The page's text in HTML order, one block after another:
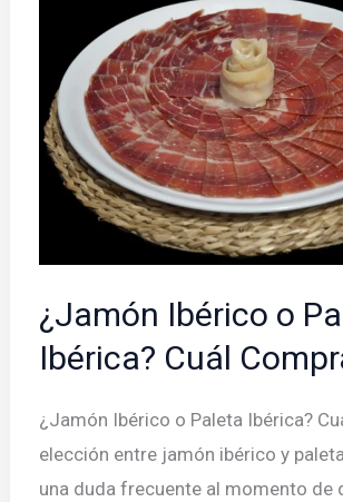
¿Jamón Ibérico o
Ibérica? Cuál
¿Jamón Ibérico o Paleta Ibérica?
elección entre jamón ibérico y
una duda frecuente al momento de